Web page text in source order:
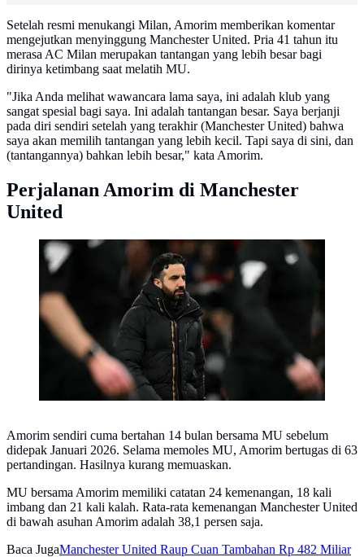
Setelah resmi menukangi Milan, Amorim memberikan komentar
mengejutkan menyinggung Manchester United. Pria 41 tahun itu
merasa AC Milan merupakan tantangan yang lebih besar bagi
dirinya ketimbang saat melatih MU.
"Jika Anda melihat wawancara lama saya, ini adalah klub yang
sangat spesial bagi saya. Ini adalah tantangan besar. Saya berjanji
pada diri sendiri setelah yang terakhir (Manchester United) bahwa
saya akan memilih tantangan yang lebih kecil. Tapi saya di sini, dan
(tantangannya) bahkan lebih besar," kata Amorim.
Perjalanan Amorim di Manchester
United
Ruben Amorim. (AFP)
Amorim sendiri cuma bertahan 14 bulan bersama MU sebelum
didepak Januari 2026. Selama memoles MU, Amorim bertugas di 63
pertandingan. Hasilnya kurang memuaskan.
MU bersama Amorim memiliki catatan 24 kemenangan, 18 kali
imbang dan 21 kali kalah. Rata-rata kemenangan Manchester United
di bawah asuhan Amorim adalah 38,1 persen saja.
Baca JugaManchester United Raup Cuan Tambahan Rp 482 Miliar